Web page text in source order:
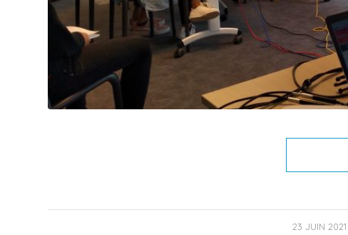
23 JUIN 2021
/